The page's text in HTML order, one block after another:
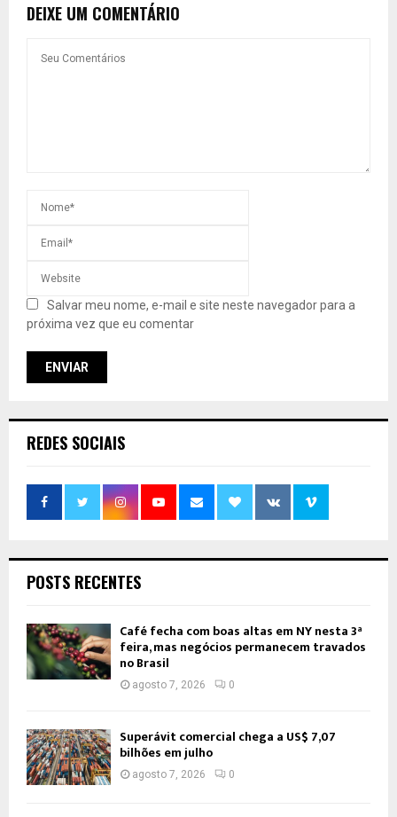
DEIXE UM COMENTÁRIO
Salvar meu nome, e-mail e site neste navegador para a
próxima vez que eu comentar
REDES SOCIAIS
POSTS RECENTES
Café fecha com boas altas em NY nesta 3ª
feira, mas negócios permanecem travados
no Brasil
agosto 7, 2026 0
Superávit comercial chega a US$ 7,07
bilhões em julho
agosto 7, 2026 0